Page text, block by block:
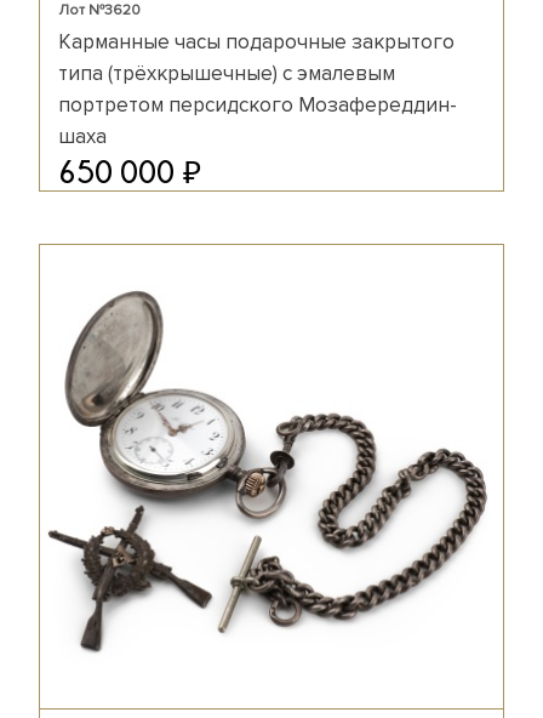
Лот №3620
Карманные часы подарочные закрытого
типа (трёхкрышечные) с эмалевым
портретом персидского Мозафереддин-
шаха
650 000 ₽